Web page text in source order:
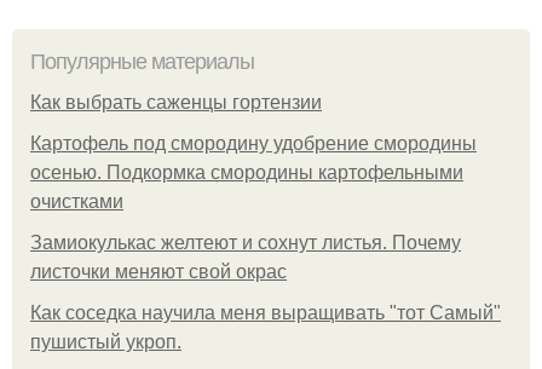
Популярные материалы
Как выбрать саженцы гортензии
Картофель под смородину удобрение смородины
осенью. Подкормка смородины картофельными
очистками
Замиокулькас желтеют и сохнут листья. Почему
листочки меняют свой окрас
Как соседка научила меня выращивать "тот Самый"
пушистый укроп.